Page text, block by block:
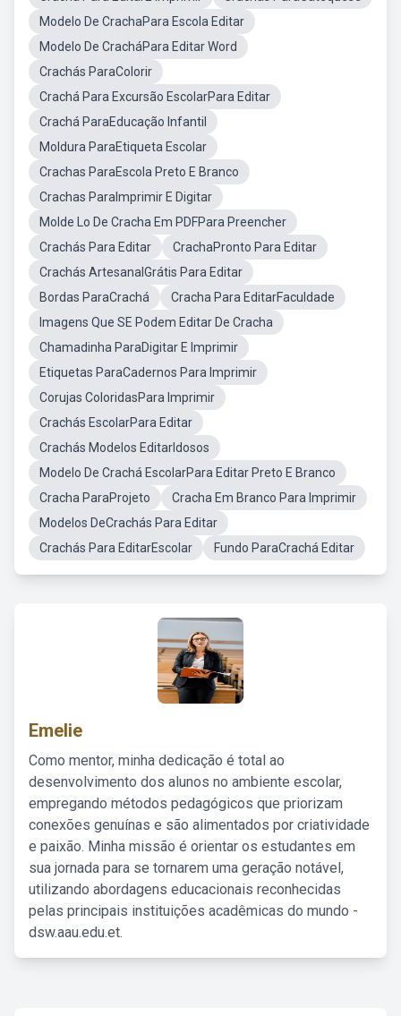
Modelo De CrachaPara Escola Editar
Modelo De CracháPara Editar Word
Crachás ParaColorir
Crachá Para Excursão EscolarPara Editar
Crachá ParaEducação Infantil
Moldura ParaEtiqueta Escolar
Crachas ParaEscola Preto E Branco
Crachas ParaImprimir E Digitar
Molde Lo De Cracha Em PDFPara Preencher
Crachás Para Editar
CrachaPronto Para Editar
Crachás ArtesanalGrátis Para Editar
Bordas ParaCrachá
Cracha Para EditarFaculdade
Imagens Que SE Podem Editar De Cracha
Chamadinha ParaDigitar E Imprimir
Etiquetas ParaCadernos Para Imprimir
Corujas ColoridasPara Imprimir
Crachás EscolarPara Editar
Crachás Modelos EditarIdosos
Modelo De Crachá EscolarPara Editar Preto E Branco
Cracha ParaProjeto
Cracha Em Branco Para Imprimir
Modelos DeCrachás Para Editar
Crachás Para EditarEscolar
Fundo ParaCrachá Editar
Emelie
Como mentor, minha dedicação é total ao
desenvolvimento dos alunos no ambiente escolar,
empregando métodos pedagógicos que priorizam
conexões genuínas e são alimentados por criatividade
e paixão. Minha missão é orientar os estudantes em
sua jornada para se tornarem uma geração notável,
utilizando abordagens educacionais reconhecidas
pelas principais instituições acadêmicas do mundo -
dsw.aau.edu.et.